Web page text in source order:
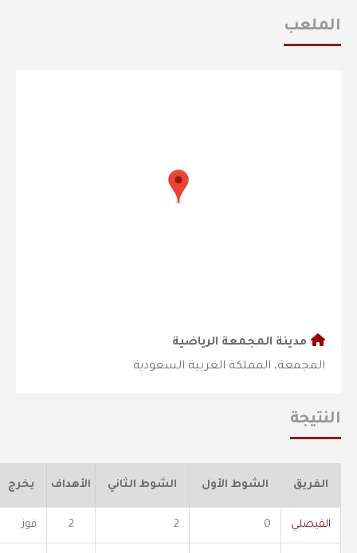
الملعب
مدينة المجمعة الرياضية
المجمعة، المملكة العربية السعودية
النتيجة
الفريق الشوط الأول الشوط الثاني الأهداف يخرج
الفيصلي 0
2
2 فوز